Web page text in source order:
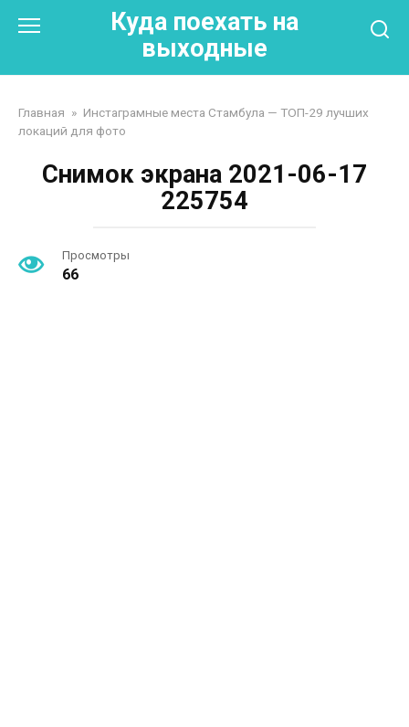
Куда поехать на
выходные
Главная » Инстаграмные места Стамбула — ТОП-29 лучших
локаций для фото
Снимок экрана 2021-06-17
225754
Просмотры
66